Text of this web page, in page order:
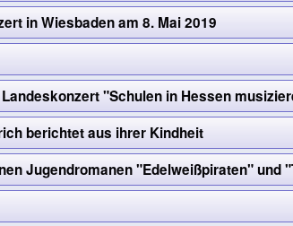
in Wiesbaden am 8. Mai 2019
"Schulen in Hessen
berichtet aus ihrer Kindheit
Jugendromanen "Edelweißpiraten" und